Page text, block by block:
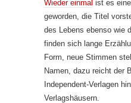
Wieder einmal ist es
geworden, die Titel
des Lebens ebenso wie
finden sich lange
Form, neue Stimmen
Namen, dazu reicht der
Independent-Verlagen
Verlagshäusern.